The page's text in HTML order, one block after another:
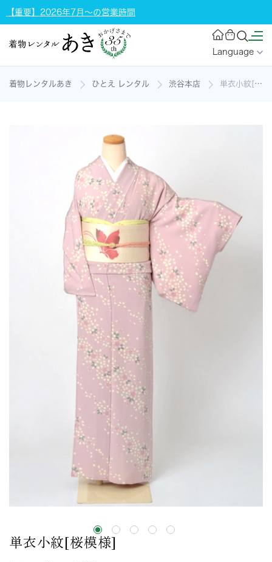
【重要】2026年7月～の営業時間
Language
着物レンタルあき ひとえ レンタル 渋谷本店 単衣小紋[桜模様]の着物レンタル
単衣小紋[桜模様]